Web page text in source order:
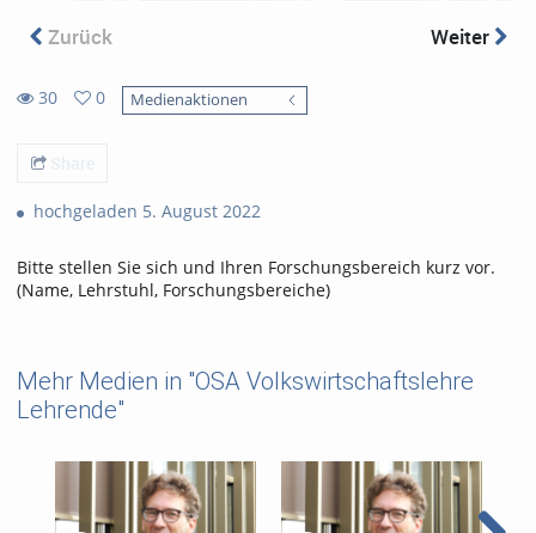
Zurück Weiter
30
views
0
Medienaktionen
Share
hochgeladen 5. August 2022
Bitte stellen Sie sich und Ihren Forschungsbereich kurz vor.
(Name, Lehrstuhl, Forschungsbereiche)
Mehr Medien in "OSA Volkswirtschaftslehre
Lehrende"